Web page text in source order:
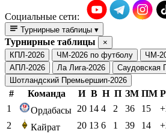
Социальные сети:
Турнирные таблицы ▾
Турнирные таблицы
×
КПЛ-2026
ЧМ-2026 по футболу
ЧМ-
АПЛ-2026
Ла Лига-2026
Саудовская
Шотландский Премьершип-2026
# Команда И В Н П ЗМ ПМ
1
Ордабасы 20 14 4 2 36 15
2
Кайрат 20 13 6 1 39 14